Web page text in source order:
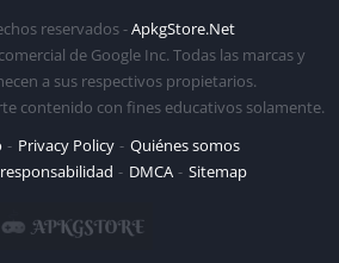
reservados -ApkgStore.Net
de Google Inc. Todas las marcas y
a sus respectivos propietarios.
contenido con fines educativos solamente.
Privacy Policy
Quiénes somos
DMCA Sitemap